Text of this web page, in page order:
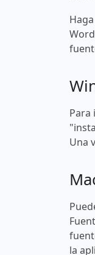
Para
Una
la